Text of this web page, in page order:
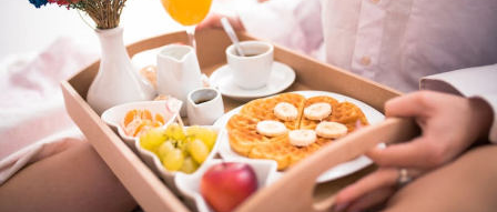
Sledujte nás